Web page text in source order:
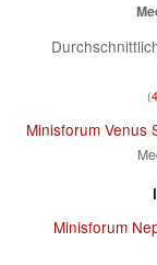
(
Minisforum Venus
Minisforum